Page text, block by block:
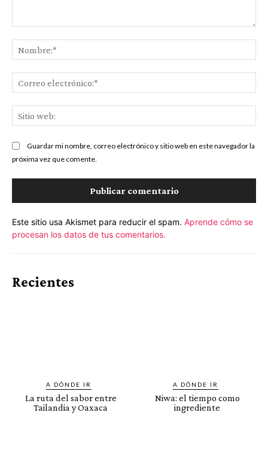
Guardar mi nombre, correo electrónico y sitio web en este navegador la
próxima vez que comente.
Este sitio usa Akismet para reducir el spam. Aprende cómo se
procesan los datos de tus comentarios.
Recientes
A DÓNDE IR
La ruta del sabor entre
Tailandia y Oaxaca
A DÓNDE IR
Niwa: el tiempo como
ingrediente